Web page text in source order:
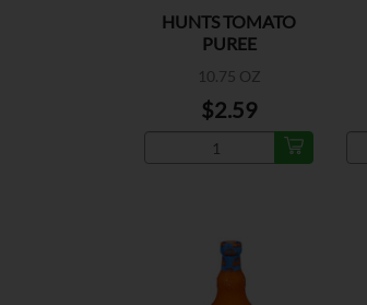
HUNTS TOMATO
PUREE
10.75 OZ
$2.59